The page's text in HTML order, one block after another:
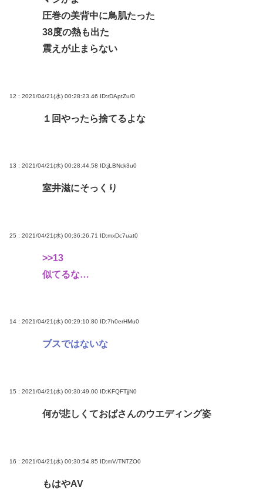
圧巻の美背中に鳥肌たった
38度の熱も出た
震えが止まらない
12 : 2021/04/21(水) 00:28:23.46 ID:rDAptZu/0
１回やったら捨てるよな
13 : 2021/04/21(水) 00:28:44.58 ID:jLBNck3u0
室井滋にそっくり
25 : 2021/04/21(水) 00:36:26.71 ID:mxDc7uat0
>>13
似てるな…
14 : 2021/04/21(水) 00:29:10.80 ID:7h0erHMu0
ブスではないな
15 : 2021/04/21(水) 00:30:49.00 ID:KFQFTjjN0
何が悲しくておばさんのウエディング姿
16 : 2021/04/21(水) 00:30:54.85 ID:mV/TNTZO0
もはやAV